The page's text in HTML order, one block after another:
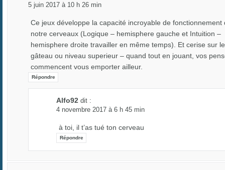
5 juin 2017 à 10 h 26 min
Ce jeux développe la capacité incroyable de fonctionnement
notre cerveaux (Logique – hemisphere gauche et Intuition –
hemisphere droite travailler en même temps). Et cerise sur le
gâteau ou niveau superieur – quand tout en jouant, vos
commencent vous emporter ailleur.
Répondre
Alfo92 dit :
4 novembre 2017 à 6 h 45 min
à toi, il t’as tué ton cerveau
Répondre